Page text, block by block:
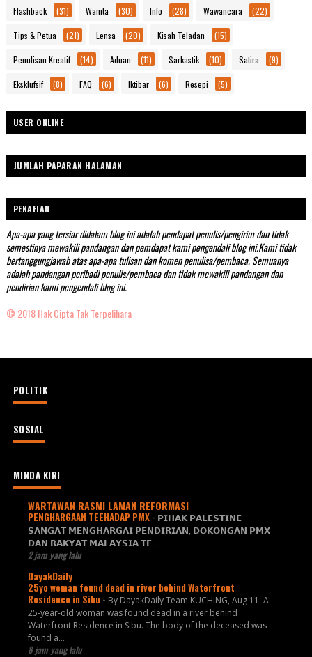
Flashback (31) Wanita (30) Info (28) Wawancara (22)
Tips & Petua (21) Lensa (20) Kisah Teladan (15)
Penulisan Kreatif (14) Aduan (11) Sarkastik (10) Satira (9)
Eksklufsif (8) FAQ (6) Iktibar (6) Resepi (5)
USER ONLINE
JUMLAH PAPARAN HALAMAN
PENAFIAN
Apa-apa yang tersiar didalam blog ini adalah pendapat penulis/pengirim dan tidak
semestinya mewakili pandangan dan pemdapat kami pengendali blog ini.Kami tidak
bertanggungjawab atas apa-apa tulisan dan komen penulisa/pembaca. Semuanya
adalah pandangan peribadi penulis/pembaca dan tidak mewakili pandangan dan
pendirian kami pengendali blog ini.
© 2018 Hak Cipta Tak Terpelihara
POLITIK
SOSIAL
MINDA KIRI
WARTAWAN RASMI LAMAN REFORMASI
PENGHARGAAN TEEHADAP PMX - 𝗣𝗜𝗛𝗔𝗞 𝗣𝗔𝗟𝗘𝗦𝗧𝗜𝗡𝗘
𝗦𝗔𝗡𝗚𝗔𝗧 𝗠𝗘𝗡𝗚𝗛𝗔𝗥𝗚𝗔𝗜 𝗣𝗘𝗡𝗗𝗜𝗥𝗜𝗔𝗡, 𝗗𝗢𝗞𝗢𝗡𝗚𝗔𝗡 𝗣𝗠𝗫
𝗗𝗔𝗡 𝗥𝗔𝗞𝗬𝗔𝗧 𝗠𝗔𝗟𝗔𝗬𝗦𝗜𝗔 𝗧𝗘...
2 jam yang lalu
DayakDaily
25yo woman found dead in river behind Waterfront
Residence in Sibu - By DayakDaily Team KUCHING, Aug 11: A
25-year-old woman was found dead in a river behind
Waterfront Residence in Sibu. The body of the deceased was
found a...
8 jam yang lalu